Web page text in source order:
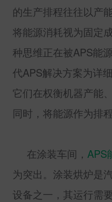
的生产排程往往以产
将能源消耗视为固定
种思维正在被APS能
代APS解决方案为详
它们在权衡机器产能
同时，将能源作为排
在涂装车间， APS
为突出。涂装烘炉是
设备之一，其运行需